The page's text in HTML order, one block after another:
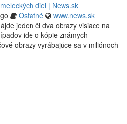
diel | News.sk
Ostatné
www.news.sk
jeden či dva obrazy visiace na
ide o kópie známych
obrazy vyrábajúce sa v miliónoch